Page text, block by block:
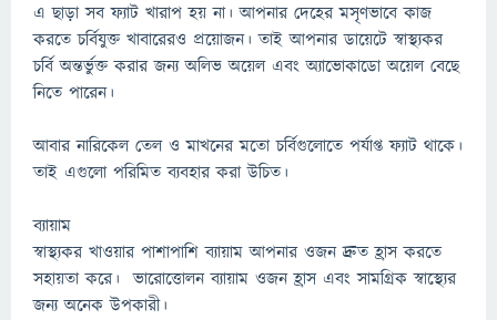
এ ছাড়া সব ফ্যাট খারাপ হয় না। আপনার দেহের মসৃণভাবে কাজ
করতে চর্বিযুক্ত খাবারেরও প্রয়োজন। তাই আপনার ডায়েটে স্বাস্থ্যকর
চর্বি অন্তর্ভুক্ত করার জন্য অলিভ অয়েল এবং অ্যাভোকাডো অয়েল বেছে
নিতে পারেন।
আবার নারিকেল তেল ও মাখনের মতো চর্বিগুলোতে পর্যাপ্ত ফ্যাট থাকে।
তাই এগুলো পরিমিত ব্যবহার করা উচিত।
ব্যায়াম
স্বাস্থ্যকর খাওয়ার পাশাপাশি ব্যায়াম আপনার ওজন দ্রুত হ্রাস করতে
সহায়তা করে। ভারোত্তোলন ব্যায়াম ওজন হ্রাস এবং সামগ্রিক স্বাস্থ্যের
জন্য অনেক উপকারী।